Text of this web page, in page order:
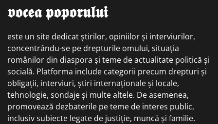
𝖛𝖔𝖈𝖊𝖆 𝖕𝖔𝖕𝖔𝖗𝖚𝖑𝖚𝖎
este un site dedicat știrilor, opiniilor și interviurilor,
concentrându-se pe drepturile omului, situația
românilor din diaspora și teme de actualitate politică și
socială. Platforma include categorii precum drepturi și
obligații, interviuri, știri internaționale și locale,
tehnologie, sondaje și multe altele. De asemenea,
promovează dezbaterile pe teme de interes public,
inclusiv subiecte legate de justiție, muncă și familie.